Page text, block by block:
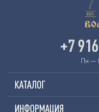
КАТАЛОГ
ИНФОРМАЦИЯ
+7
Пн —